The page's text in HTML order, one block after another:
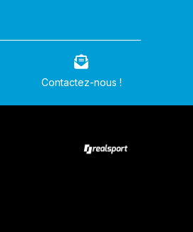
Contactez-nous !